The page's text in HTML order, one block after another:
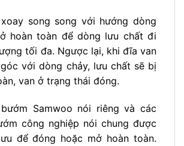
song song với hướng dòng
hoàn toàn để dòng lưu chất đi
tối đa. Ngược lại, khi đĩa van
với dòng chảy, lưu chất sẽ bị
van ở trạng thái đóng.
Samwoo nói riêng và các
công nghiệp nói chung được
để đóng hoặc mở hoàn toàn.